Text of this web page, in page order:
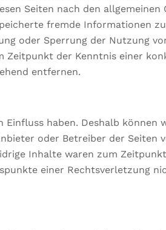
Seiten nach den
fremde Informationen
oder Sperrung der Nutzung
der Kenntnis einer
entfernen.
haben. Deshalb können
oder Betreiber der Seiten
Inhalte waren zum
einer Rechtsverletzung